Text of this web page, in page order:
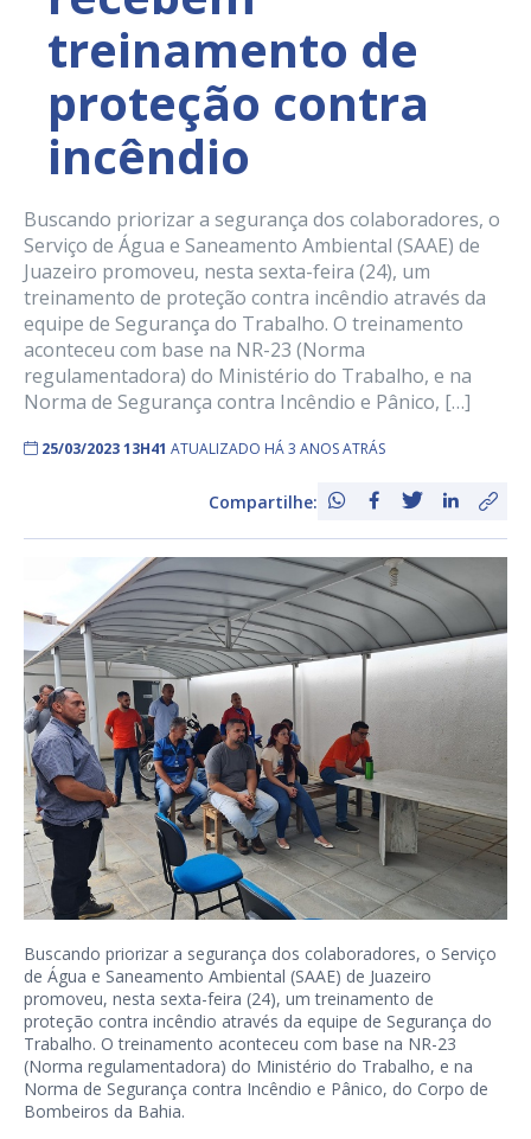
treinamento de
proteção contra
incêndio
Buscando priorizar a segurança dos colaboradores, o
Serviço de Água e Saneamento Ambiental (SAAE) de
Juazeiro promoveu, nesta sexta-feira (24), um
treinamento de proteção contra incêndio através da
equipe de Segurança do Trabalho. O treinamento
aconteceu com base na NR-23 (Norma
regulamentadora) do Ministério do Trabalho, e na
Norma de Segurança contra Incêndio e Pânico, […]
25/03/2023 13H41 ATUALIZADO HÁ 3 ANOS ATRÁS
Compartilhe:
Buscando priorizar a segurança dos colaboradores, o Serviço
de Água e Saneamento Ambiental (SAAE) de Juazeiro
promoveu, nesta sexta-feira (24), um treinamento de
proteção contra incêndio através da equipe de Segurança do
Trabalho. O treinamento aconteceu com base na NR-23
(Norma regulamentadora) do Ministério do Trabalho, e na
Norma de Segurança contra Incêndio e Pânico, do Corpo de
Bombeiros da Bahia.